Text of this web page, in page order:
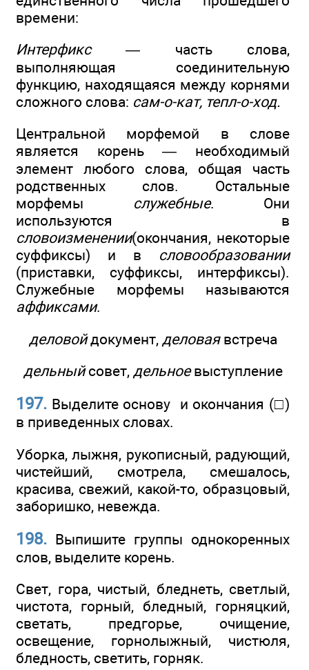
времени:
Интерфикс— часть слова,
выполняющая соединительную
функцию, находящаяся между корнями
сложного слова: сам-о-кат, тепл-о-ход.
Центральной морфемой в слове
является корень — необходимый
элемент любого слова, общая часть
родственных слов. Остальные
морфемы служебные. Они
используются в
словоизменении(окончания, некоторые
суффиксы) и в словообразовании
(приставки, суффиксы, интерфиксы).
Служебные морфемы называются
аффиксами.
деловойдокумент, деловаявстреча
дельныйсовет, дельноевыступление
197. Выделите основу и окончания (□)
в приведенных словах.
Уборка, лыжня, рукописный, радующий,
чистейший, смотрела, смешалось,
красива, свежий, какой-то, образцовый,
заборишко, невежда.
198. Выпишите группы однокоренных
слов, выделите корень.
Свет, гора, чистый, бледнеть, светлый,
чистота, горный, бледный, горняцкий,
светать, предгорье, очищение,
освещение, горнолыжный, чистюля,
бледность, светить, горняк.